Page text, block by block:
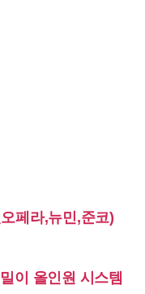
페라,뉴민,준코)
이 올인원 시스템